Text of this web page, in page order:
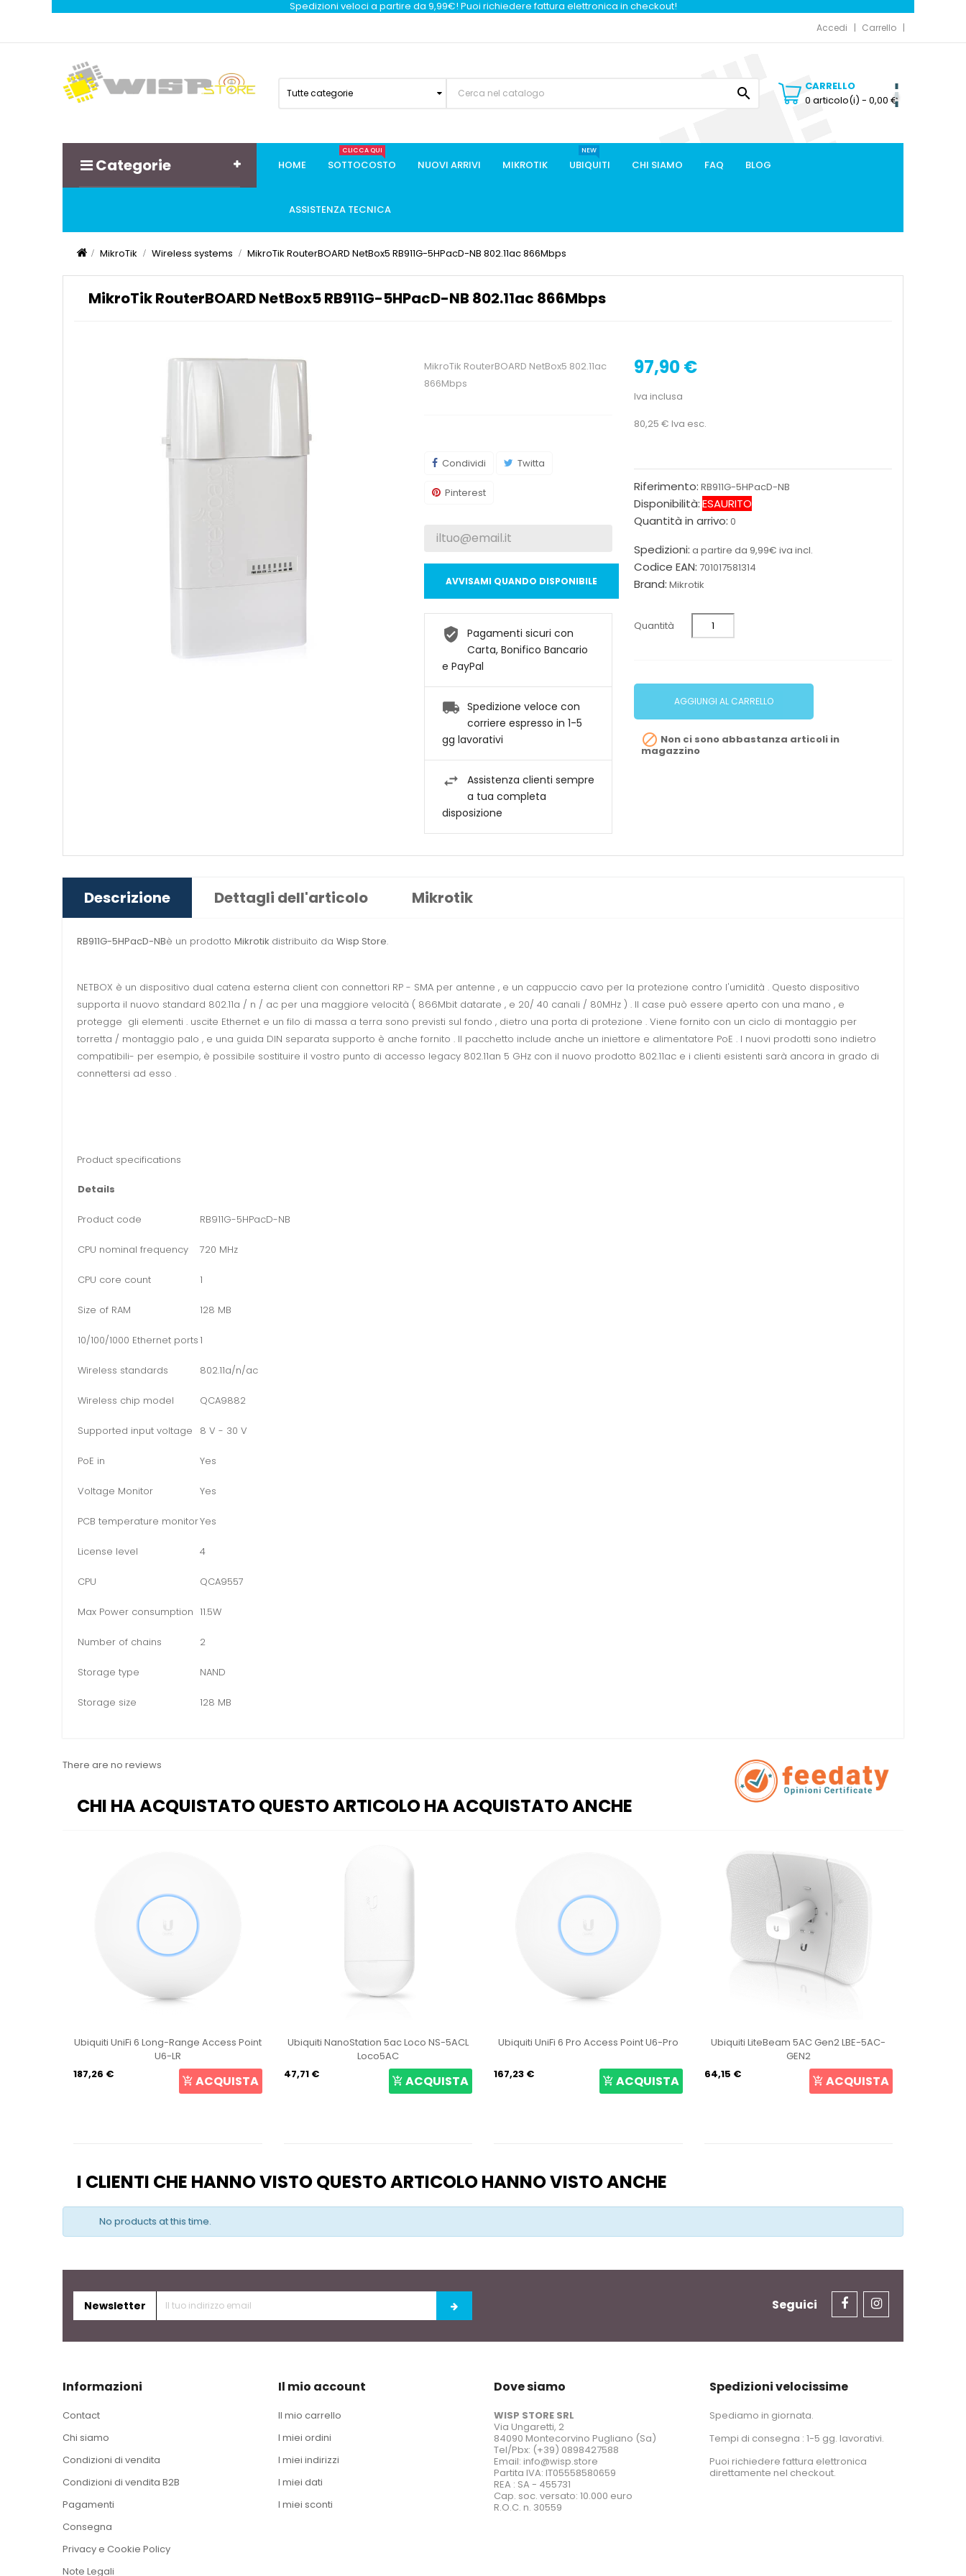
Spedizioni veloci a partire da 9,99€! Puoi richiedere fattura elettronica in checkout!
Accedi Carrello
Tutte categorie 
CARRELLO
0 articolo(i) - 0,00 €
Categorie HOME SOTTOCOSTO
CLICCA QUI
NUOVI ARRIVI MIKROTIK UBIQUITI
NEW
CHI SIAMO FAQ BLOG
ASSISTENZA TECNICA
MikroTik Wireless systems MikroTik RouterBOARD NetBox5 RB911G-5HPacD-NB 802.11ac 866Mbps
MikroTik RouterBOARD NetBox5 RB911G-5HPacD-NB 802.11ac 866Mbps
97,90 €
Iva inclusa
80,25 € Iva esc.
Riferimento: RB911G-5HPacD-NB
Disponibilità:ESAURITO
Quantità in arrivo: 0
Spedizioni: a partire da 9,99€ iva incl.
Codice EAN: 701017581314
Brand: Mikrotik
Quantità
AGGIUNGI AL CARRELLO
 Non ci sono abbastanza articoli in
magazzino
MikroTik RouterBOARD NetBox5 802.11ac
866Mbps
Condividi Twitta
Pinterest
AVVISAMI QUANDO DISPONIBILE
Pagamenti sicuri con
Carta, Bonifico Bancario
e PayPal
Spedizione veloce con
corriere espresso in 1-5
gg lavorativi
Assistenza clienti sempre
a tua completa
disposizione
Descrizione Dettagli dell'articolo Mikrotik
RB911G-5HPacD-NBè un prodotto Mikrotik distribuito da Wisp Store.
NETBOX è un dispositivo dual catena esterna client con connettori RP - SMA per antenne , e un cappuccio cavo per la protezione contro l'umidità . Questo dispositivo
supporta il nuovo standard 802.11a / n / ac per una maggiore velocità ( 866Mbit datarate , e 20/ 40 canali / 80MHz ) . Il case può essere aperto con una mano , e
protegge gli elementi . uscite Ethernet e un filo di massa a terra sono previsti sul fondo , dietro una porta di protezione . Viene fornito con un ciclo di montaggio per
torretta / montaggio palo , e una guida DIN separata supporto è anche fornito . Il pacchetto include anche un iniettore e alimentatore PoE . I nuovi prodotti sono indietro
compatibili- per esempio, è possibile sostituire il vostro punto di accesso legacy 802.11an 5 GHz con il nuovo prodotto 802.11ac e i clienti esistenti sarà ancora in grado di
connettersi ad esso .
Product specifications
Details
Product code RB911G-5HPacD-NB
CPU nominal frequency 720 MHz
CPU core count 1
Size of RAM 128 MB
10/100/1000 Ethernet ports1
Wireless standards 802.11a/n/ac
Wireless chip model QCA9882
Supported input voltage 8 V - 30 V
PoE in Yes
Voltage Monitor Yes
PCB temperature monitorYes
License level 4
CPU QCA9557
Max Power consumption 11.5W
Number of chains 2
Storage type NAND
Storage size 128 MB
There are no reviews
CHI HA ACQUISTATO QUESTO ARTICOLO HA ACQUISTATO ANCHE
Ubiquiti UniFi 6 Long-Range Access Point
U6-LR
187,26 €
ACQUISTA
Ubiquiti NanoStation 5ac Loco NS-5ACL
Loco5AC
47,71 €
ACQUISTA
Ubiquiti UniFi 6 Pro Access Point U6-Pro
167,23 € ACQUISTA
Ubiquiti LiteBeam 5AC Gen2 LBE-5AC-
GEN2
64,15 €
ACQUISTA
I CLIENTI CHE HANNO VISTO QUESTO ARTICOLO HANNO VISTO ANCHE
No products at this time.
Newsletter Seguici
Informazioni
Contact
Chi siamo
Condizioni di vendita
Condizioni di vendita B2B
Pagamenti
Consegna
Privacy e Cookie Policy
Note Legali
Il mio account
Il mio carrello
I miei ordini
I miei indirizzi
I miei dati
I miei sconti
Dove siamo
WISP STORE SRL
Via Ungaretti, 2
84090 Montecorvino Pugliano (Sa)
Tel/Pbx: (+39) 0898427588
Email: info@wisp.store
Partita IVA: IT05558580659
REA : SA - 455731
Cap. soc. versato: 10.000 euro
R.O.C. n. 30559
Spedizioni velocissime
Spediamo in giornata.
Tempi di consegna : 1-5 gg. lavorativi.
Puoi richiedere fattura elettronica
direttamente nel checkout.